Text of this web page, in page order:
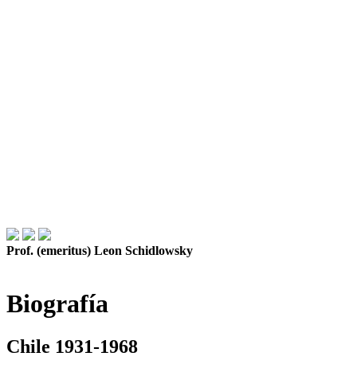
Prof. (emeritus) Leon Schidlowsky
Biografía
Chile 1931-1968